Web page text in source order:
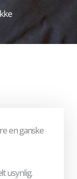
en ganske
usynlig.